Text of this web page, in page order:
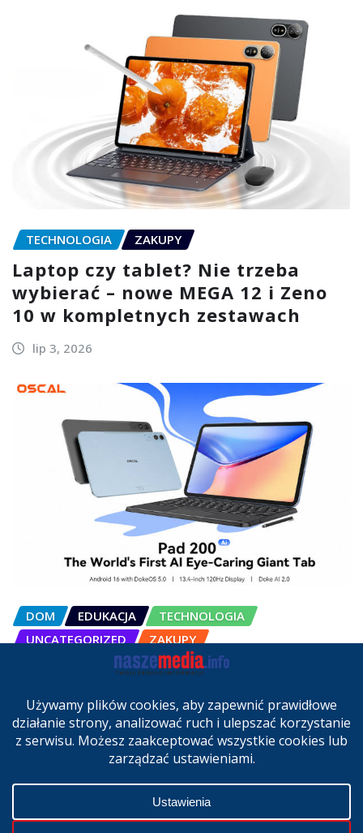
TECHNOLOGIA ZAKUPY
Laptop czy tablet? Nie trzeba
wybierać – nowe MEGA 12 i Zeno
10 w kompletnych zestawach
lip 3, 2026
DOM EDUKACJA
TECHNOLOGIA
UNCATEGORIZED
ZAKUPY
OSCAL Pad 200 alternatywą dla
sprzedaży w Polsce
cze 27, 2026